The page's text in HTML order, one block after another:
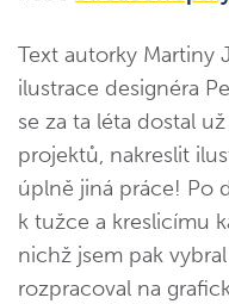
Text autorky Martiny
ilustrace designéra
se za ta léta dostal
projektů, nakreslit
úplně jiná práce! Po
k tužce a kreslicímu
nichž jsem pak
rozpracoval na